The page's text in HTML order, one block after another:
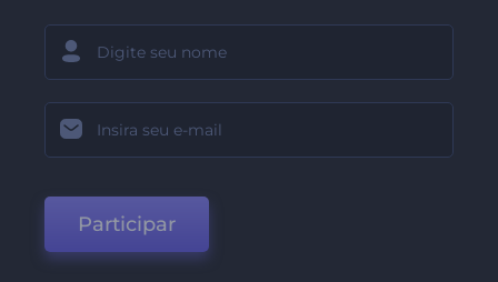
Participar